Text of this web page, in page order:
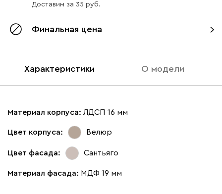
Доставим за 35
Финальная цена
Характеристики О модели
Материал корпуса: ЛДСП 16 мм
Цвет корпуса: Велюр
Цвет фасада: Сантьяго
Материал фасада: МДФ 19 мм